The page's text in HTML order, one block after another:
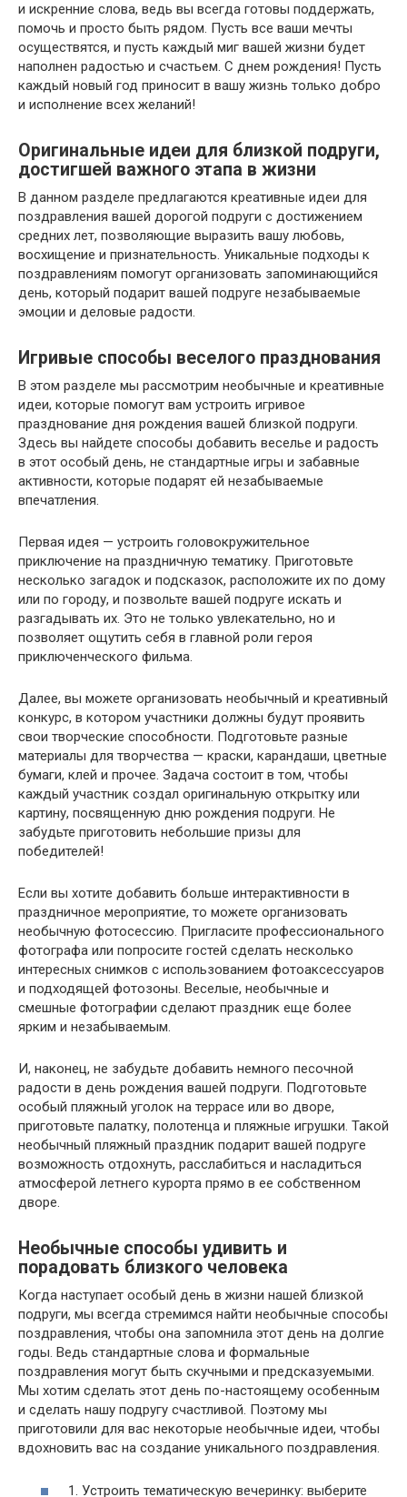
и искренние слова, ведь вы всегда готовы поддержать,
помочь и просто быть рядом. Пусть все ваши мечты
осуществятся, и пусть каждый миг вашей жизни будет
наполнен радостью и счастьем. С днем рождения! Пусть
каждый новый год приносит в вашу жизнь только добро
и исполнение всех желаний!
Оригинальные идеи для близкой подруги,
достигшей важного этапа в жизни
В данном разделе предлагаются креативные идеи для
поздравления вашей дорогой подруги с достижением
средних лет, позволяющие выразить вашу любовь,
восхищение и признательность. Уникальные подходы к
поздравлениям помогут организовать запоминающийся
день, который подарит вашей подруге незабываемые
эмоции и деловые радости.
Игривые способы веселого празднования
В этом разделе мы рассмотрим необычные и креативные
идеи, которые помогут вам устроить игривое
празднование дня рождения вашей близкой подруги.
Здесь вы найдете способы добавить веселье и радость
в этот особый день, не стандартные игры и забавные
активности, которые подарят ей незабываемые
впечатления.
Первая идея — устроить головокружительное
приключение на праздничную тематику. Приготовьте
несколько загадок и подсказок, расположите их по дому
или по городу, и позвольте вашей подруге искать и
разгадывать их. Это не только увлекательно, но и
позволяет ощутить себя в главной роли героя
приключенческого фильма.
Далее, вы можете организовать необычный и креативный
конкурс, в котором участники должны будут проявить
свои творческие способности. Подготовьте разные
материалы для творчества — краски, карандаши, цветные
бумаги, клей и прочее. Задача состоит в том, чтобы
каждый участник создал оригинальную открытку или
картину, посвященную дню рождения подруги. Не
забудьте приготовить небольшие призы для
победителей!
Если вы хотите добавить больше интерактивности в
праздничное мероприятие, то можете организовать
необычную фотосессию. Пригласите профессионального
фотографа или попросите гостей сделать несколько
интересных снимков с использованием фотоаксессуаров
и подходящей фотозоны. Веселые, необычные и
смешные фотографии сделают праздник еще более
ярким и незабываемым.
И, наконец, не забудьте добавить немного песочной
радости в день рождения вашей подруги. Подготовьте
особый пляжный уголок на террасе или во дворе,
приготовьте палатку, полотенца и пляжные игрушки. Такой
необычный пляжный праздник подарит вашей подруге
возможность отдохнуть, расслабиться и насладиться
атмосферой летнего курорта прямо в ее собственном
дворе.
Необычные способы удивить и
порадовать близкого человека
Когда наступает особый день в жизни нашей близкой
подруги, мы всегда стремимся найти необычные способы
поздравления, чтобы она запомнила этот день на долгие
годы. Ведь стандартные слова и формальные
поздравления могут быть скучными и предсказуемыми.
Мы хотим сделать этот день по-настоящему особенным
и сделать нашу подругу счастливой. Поэтому мы
приготовили для вас некоторые необычные идеи, чтобы
вдохновить вас на создание уникального поздравления.
1. Устроить тематическую вечеринку: выберите